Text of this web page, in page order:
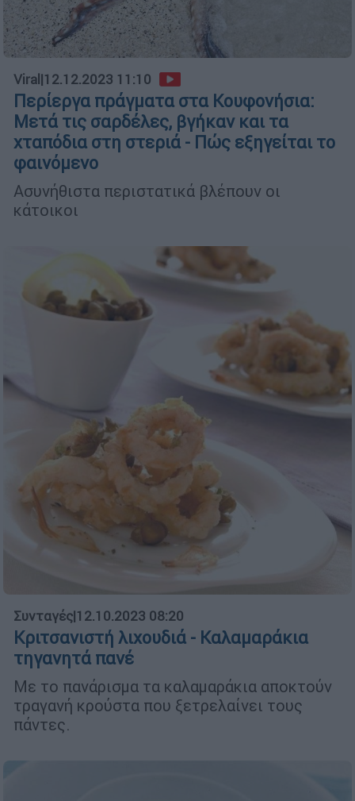
Viral |12.12.2023 11:10
Περίεργα πράγματα στα Κουφονήσια:
Μετά τις σαρδέλες, βγήκαν και τα
χταπόδια στη στεριά - Πώς εξηγείται το
φαινόμενο
Ασυνήθιστα περιστατικά βλέπουν οι
κάτοικοι
Συνταγές|12.10.2023 08:20
Κριτσανιστή λιχουδιά - Καλαμαράκια
τηγανητά πανέ
Με το πανάρισμα τα καλαμαράκια αποκτούν
τραγανή κρούστα που ξετρελαίνει τους
πάντες.